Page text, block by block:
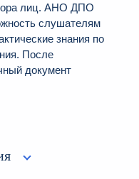
лиц. АНО ДПО
слушателям
знания по
После
документ